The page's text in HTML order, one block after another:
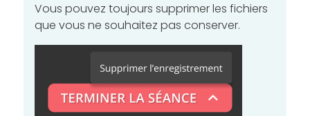
Vous pouvez toujours supprimer les fichiers
que vous ne souhaitez pas conserver.